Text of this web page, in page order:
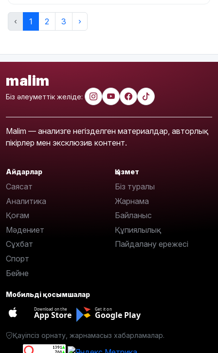
‹ 1 2 3 ›
malim
Біз әлеуметтік желіде:
Malim — анализге негізделген материалдар, авторлық
пікірлер мен эксклюзив контент.
Айдарлар
Саясат
Аналитика
Қоғам
Мәдениет
Сұхбат
Спорт
Бейне
Қызмет
Біз туралы
Жарнама
Байланыс
Құпиялылық
Пайдалану ережесі
Мобильді қосымшалар
Download on the
App Store
Get it on
Google Play
Қауіпсіз орнату, жарнамасыз хабарламалар.